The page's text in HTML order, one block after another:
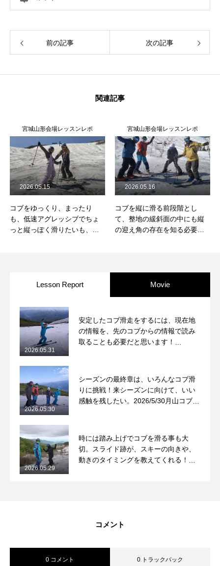
前の記事 次の記事
関連記事
宮城山形会場レッスンレポ
ート
コブをゆっくり、まったり
も、低速アグレッシブでちょ
っと縦っぽく滑りたいも、動
2026.05.15
宮城山形会場レッスンレポ
ート
コブを縦に滑る前段階とし
て、整地の緩斜面の中にも縦
の迎え角の存在を知る必要が
2026.05.16
Lesson Report Movie
安定したコブ滑走をするには、現在地
の情報を、先のコブからの情報で読み
取ることも必要だと思います！
2026.05.31
シーズンの最終章は、いろんなコブ滑
りに挑戦！来シーズンに向けて、いい
感触を残したい。2026/5/30月山コブレ
2026.05.30
時には踏み上げでコブを滑る事も大
切。スライド跡が、スキーの向きや、
動きのタイミングを教えてくれる！
2026.05.29
コメント
0 コメント 0 トラックバック